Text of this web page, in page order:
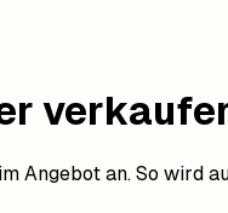
Angebot an. So wird